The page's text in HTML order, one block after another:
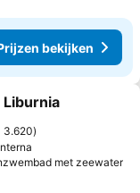
bekijken
aan favorieten
3.620
met zeewater